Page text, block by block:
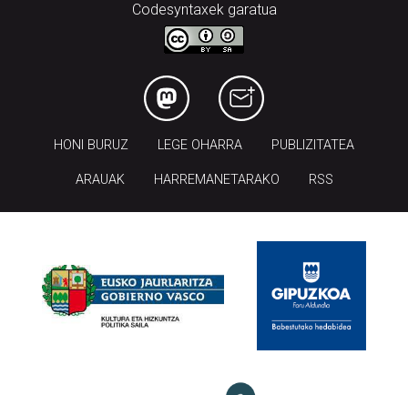
Codesyntaxek garatua
HONI BURUZ LEGE OHARRA PUBLIZITATEA
ARAUAK HARREMANETARAKO RSS